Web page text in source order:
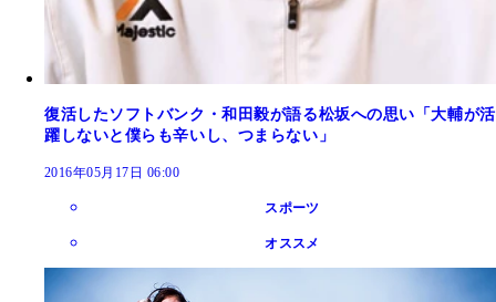
復活したソフトバンク・和田毅が語る松坂への思い「大輔が活
躍しないと僕らも辛いし、つまらない」
2016年05月17日 06:00
スポーツ
オススメ